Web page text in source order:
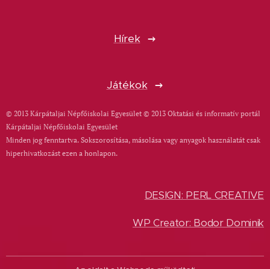
Hírek
Játékok
© 2013 Kárpátaljai Népfőiskolai Egyesület © 2013 Oktatási és informatív portál
Kárpátaljai Népfőiskolai Egyesület
Minden jog fenntartva. Sokszorosítása, másolása vagy anyagok használatát csak
hiperhivatkozást ezen a honlapon.
DESIGN: PERL CREATIVE
WP Creator: Bodor Dominik